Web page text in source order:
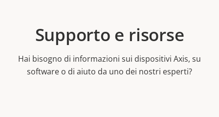
Supporto e risorse
Hai bisogno di informazioni sui dispositivi Axis, su
software o di aiuto da uno dei nostri esperti?